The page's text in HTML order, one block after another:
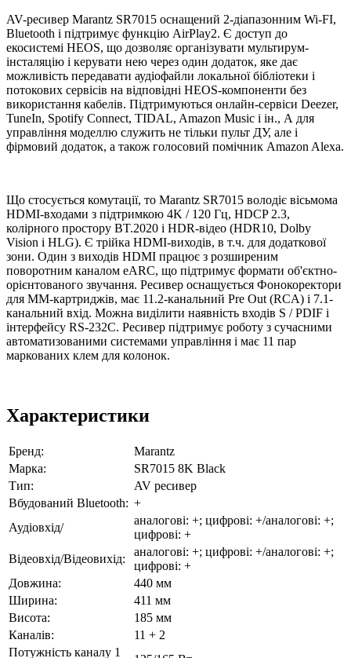
AV-ресивер Marantz SR7015 оснащений 2-діапазонним Wi-FI,
Bluetooth і підтримує функцію AirPlay2. Є доступ до
екосистемі HEOS, що дозволяє організувати мультирум-
інсталяцію і керувати нею через один додаток, яке дає
можливість передавати аудіофайли локальної бібліотеки і
потокових сервісів на відповідні HEOS-компоненти без
використання кабелів. Підтримуються онлайн-сервіси Deezer,
TuneIn, Spotify Connect, TIDAL, Amazon Music і ін., А для
управління моделлю служить не тільки пульт ДУ, але і
фірмовий додаток, а також голосовий помічник Amazon Alexa.
Що стосується комутації, то Marantz SR7015 володіє вісьмома
HDMI-входами з підтримкою 4K / 120 Гц, HDCP 2.3,
колірного простору BT.2020 і HDR-відео (HDR10, Dolby
Vision і HLG). Є трійка HDMI-виходів, в т.ч. для додаткової
зони. Один з виходів HDMI працює з розширеним
поворотним каналом eARC, що підтримує формати об'єктно-
орієнтованого звучання. Ресивер оснащується Фонокоректори
для MM-картриджів, має 11.2-канальний Pre Out (RCA) і 7.1-
канальний вхід. Можна виділити наявність входів S / PDIF і
інтерфейсу RS-232C. Ресивер підтримує роботу з сучасними
автоматизованими системами управління і має 11 пар
маркованих клем для колонок.
Характеристики
Бренд:
Marantz
Марка:
SR7015 8K Black
Тип:
AV ресивер
Вбудований Bluetooth: +
Аудіовхід/
аналогові: +; цифрові: +/аналогові: +;
цифрові: +
Відеовхід/Відеовихід:
аналогові: +; цифрові: +/аналогові: +;
цифрові: +
Довжина:
440 мм
Ширина:
411 мм
Висота:
185 мм
Каналів:
11 + 2
Потужність каналу 1